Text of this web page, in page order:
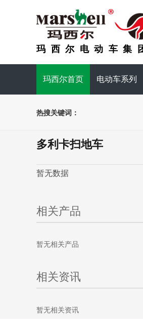
玛西尔电动车集
玛西尔首页 电动车系列
热搜关键词：
多利卡扫地车
暂无数据
相关产品
暂无相关产品
相关资讯
暂无相关资讯